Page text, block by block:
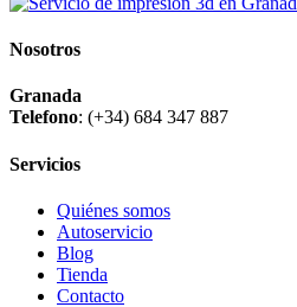
Nosotros
Granada
Telefono: (+34) 684 347 887
Servicios
Quiénes somos
Autoservicio
Blog
Tienda
Contacto